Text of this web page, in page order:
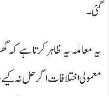
گئی۔
یہ معاملہ یہ ظاہر کرتا ہے کہ
معمولی اختلافات اگر حل نہ